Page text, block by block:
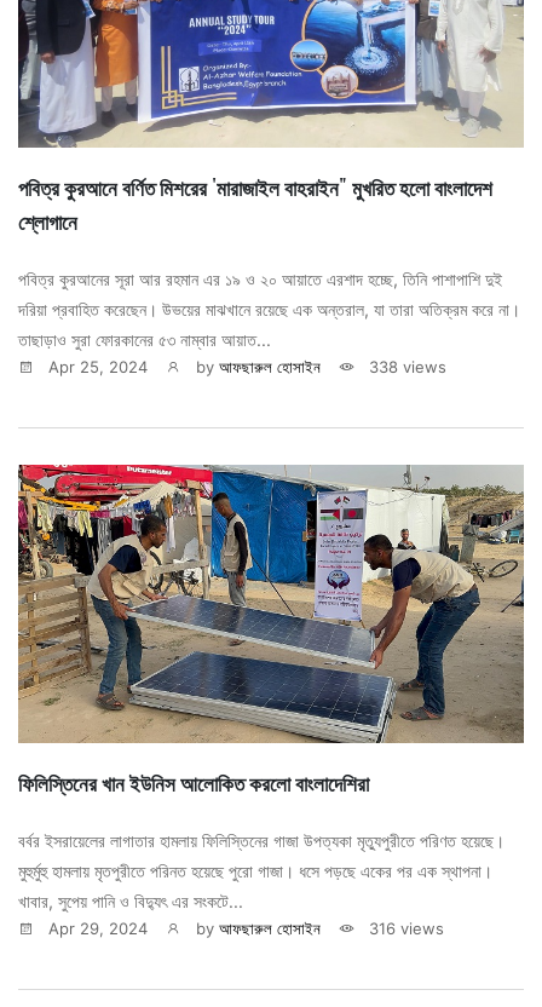
পবিত্র কুরআনে বর্ণিত মিশরের 'মারাজাইল‌ বাহরাইন" মুখরিত হলো বাংলাদেশ
শ্লোগানে
পবিত্র কুরআনে‌র সূরা আর রহমান এর ১৯ ও ২০ আয়াতে এরশাদ হচ্ছে, তিনি পাশাপাশি দুই
দরিয়া প্রবাহিত করেছেন। উভয়ের মাঝখানে রয়েছে এক অন্তরাল, যা তারা অতিক্রম করে না।
তাছাড়াও সুরা ফোরকানের ৫৩ নাম্বার আয়াত...
Apr 25, 2024 by আফছারুল হোসাইন 338 views
ফিলিস্তিনের খান ইউনিস আলোকিত করলো বাংলাদেশিরা
বর্বর ইসরায়েলের লাগাতার হামলায় ফিলিস্তিনের গাজা উপত্যকা মৃত্যুপুরীতে পরিণত হয়েছে।
মুহুর্মুহু হামলায় মৃতপুরীতে পরিনত হয়েছে পুরো গাজা। ধসে পড়ছে একের পর এক স্থাপনা।
খাবার, সুপেয় পানি ও বিদ্যুৎ এর সংকটে...
Apr 29, 2024 by আফছারুল হোসাইন 316 views